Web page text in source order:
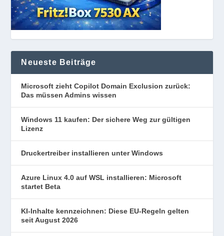
Neueste Beiträge
Microsoft zieht Copilot Domain Exclusion zurück:
Das müssen Admins wissen
Windows 11 kaufen: Der sichere Weg zur gültigen
Lizenz
Druckertreiber installieren unter Windows
Azure Linux 4.0 auf WSL installieren: Microsoft
startet Beta
KI-Inhalte kennzeichnen: Diese EU-Regeln gelten
seit August 2026